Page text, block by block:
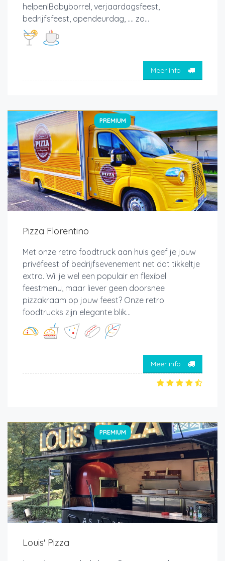
helpen!Babyborrel, verjaardagsfeest,
bedrijfsfeest, opendeurdag, …. zo...
Meer info
PREMIUM
Pizza Florentino
Met onze retro foodtruck aan huis geef je jouw
privéfeest of bedrijfsevenement net dat tikkeltje
extra. Wil je wel een populair en flexibel
feestmenu, maar liever geen doorsnee
pizzakraam op jouw feest? Onze retro
foodtrucks zijn elegante blik...
Meer info
PREMIUM
Louis' Pizza